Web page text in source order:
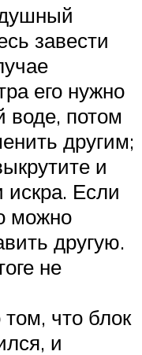
завести
его нужно
потом
другим;
и
искра. Если
можно
другую.
не
том, что блок
и